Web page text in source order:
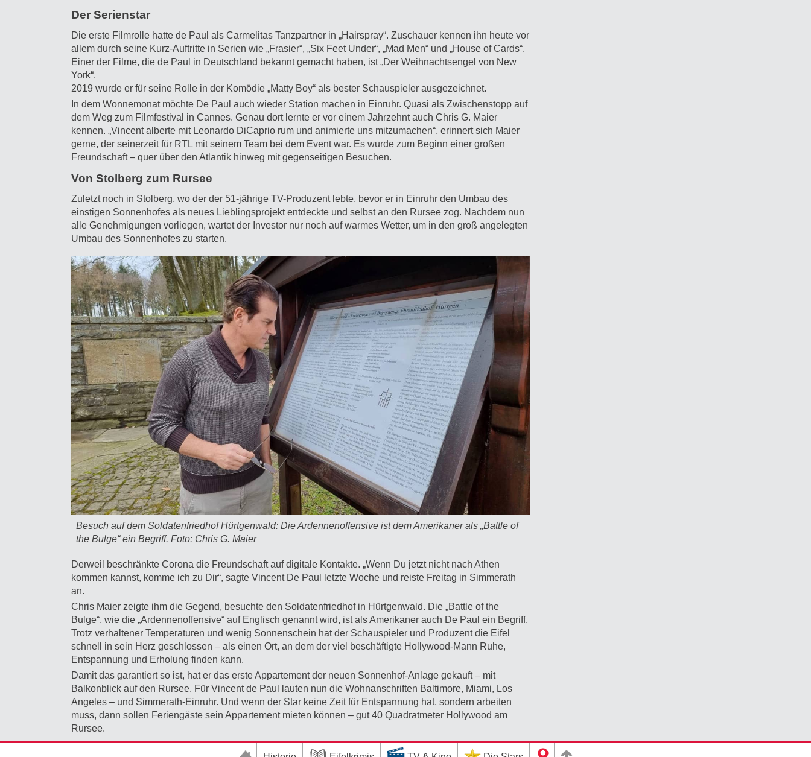
Der Serienstar
Die erste Filmrolle hatte de Paul als Carmelitas Tanzpartner in „Hairspray“. Zuschauer kennen ihn heute vor
allem durch seine Kurz-Auftritte in Serien wie „Frasier“, „Six Feet Under“, „Mad Men“ und „House of Cards“.
Einer der Filme, die de Paul in Deutschland bekannt gemacht haben, ist „Der Weihnachtsengel von New
York“.
2019 wurde er für seine Rolle in der Komödie „Matty Boy“ als bester Schauspieler ausgezeichnet.
In dem Wonnemonat möchte De Paul auch wieder Station machen in Einruhr. Quasi als Zwischenstopp auf
dem Weg zum Filmfestival in Cannes. Genau dort lernte er vor einem Jahrzehnt auch Chris G. Maier
kennen. „Vincent alberte mit Leonardo DiCaprio rum und animierte uns mitzumachen“, erinnert sich Maier
gerne, der seinerzeit für RTL mit seinem Team bei dem Event war. Es wurde zum Beginn einer großen
Freundschaft – quer über den Atlantik hinweg mit gegenseitigen Besuchen.
Von Stolberg zum Rursee
Zuletzt noch in Stolberg, wo der der 51-jährige TV-Produzent lebte, bevor er in Einruhr den Umbau des
einstigen Sonnenhofes als neues Lieblingsprojekt entdeckte und selbst an den Rursee zog. Nachdem nun
alle Genehmigungen vorliegen, wartet der Investor nur noch auf warmes Wetter, um in den groß angelegten
Umbau des Sonnenhofes zu starten.
Besuch auf dem Soldatenfriedhof Hürtgenwald: Die Ardennenoffensive ist dem Amerikaner als „Battle of
the Bulge“ ein Begriff. Foto: Chris G. Maier
Derweil beschränkte Corona die Freundschaft auf digitale Kontakte. „Wenn Du jetzt nicht nach Athen
kommen kannst, komme ich zu Dir“, sagte Vincent De Paul letzte Woche und reiste Freitag in Simmerath
an.
Chris Maier zeigte ihm die Gegend, besuchte den Soldatenfriedhof in Hürtgenwald. Die „Battle of the
Bulge“, wie die „Ardennenoffensive“ auf Englisch genannt wird, ist als Amerikaner auch De Paul ein Begriff.
Trotz verhaltener Temperaturen und wenig Sonnenschein hat der Schauspieler und Produzent die Eifel
schnell in sein Herz geschlossen – als einen Ort, an dem der viel beschäftigte Hollywood-Mann Ruhe,
Entspannung und Erholung finden kann.
Damit das garantiert so ist, hat er das erste Appartement der neuen Sonnenhof-Anlage gekauft – mit
Balkonblick auf den Rursee. Für Vincent de Paul lauten nun die Wohnanschriften Baltimore, Miami, Los
Angeles – und Simmerath-Einruhr. Und wenn der Star keine Zeit für Entspannung hat, sondern arbeiten
muss, dann sollen Feriengäste sein Appartement mieten können – gut 40 Quadratmeter Hollywood am
Rursee.